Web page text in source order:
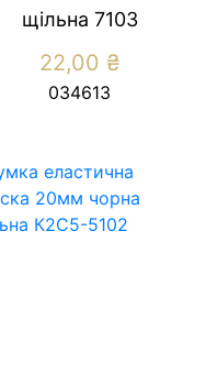
щільна 7103
22,00 ₴
034613